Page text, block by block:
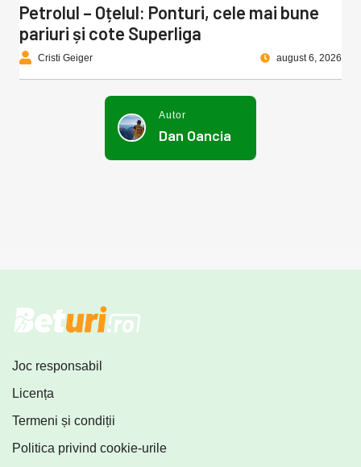
Petrolul – Oțelul: Ponturi, cele mai bune
pariuri și cote Superliga
Cristi Geiger august 6, 2026
Autor
Dan Oancia
Joc responsabil
Licența
Termeni și condiții
Politica privind cookie-urile